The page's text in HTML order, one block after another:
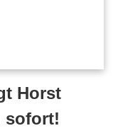
Horst
sofort!